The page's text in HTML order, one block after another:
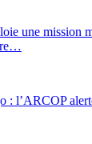
une mission
: l’ARCOP